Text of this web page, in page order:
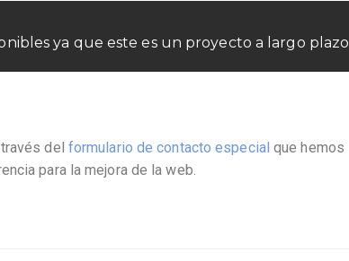
ya que este es un proyecto a largo plazo
del formulario de contacto especial que hemos
para la mejora de la web.